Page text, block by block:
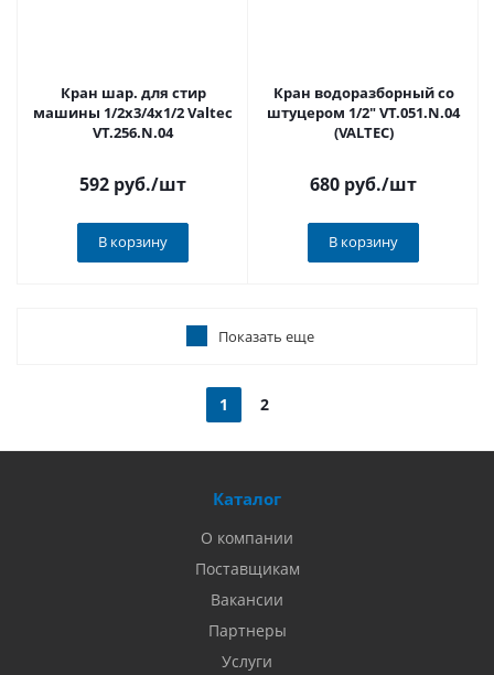
Кран шар. для стир
машины 1/2х3/4х1/2 Valtec
VT.256.N.04
592 руб./шт
В корзину
Кран водоразборный со
штуцером 1/2" VT.051.N.04
(VALTEC)
680 руб./шт
В корзину
Показать еще
1 2
Каталог
О компании
Поставщикам
Вакансии
Партнеры
Услуги